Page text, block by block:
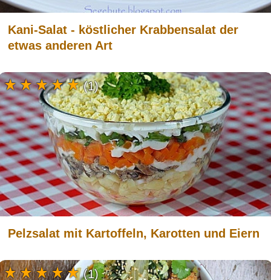
Kani-Salat - köstlicher Krabbensalat der
etwas anderen Art
Pelzsalat mit Kartoffeln, Karotten und Eiern
(1)
(1)